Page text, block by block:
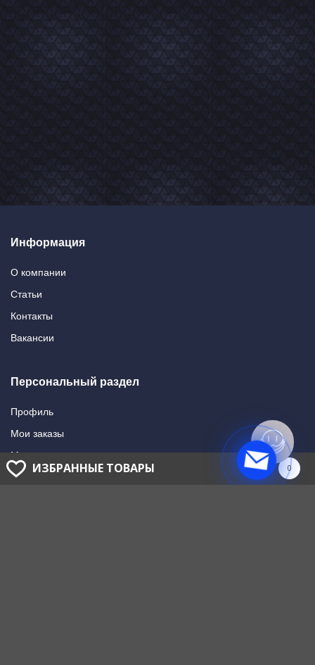
Информация
О компании
Статьи
Контакты
Вакансии
Персональный раздел
Профиль
Мои заказы
Мои подписки
Написать в поддержку
ИЗБРАННЫЕ ТОВАРЫ 0